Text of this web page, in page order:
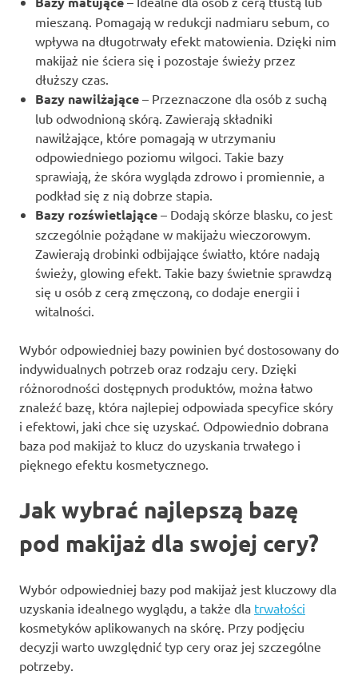
mieszaną. Pomagają w redukcji nadmiaru sebum, co
wpływa na długotrwały efekt matowienia. Dzięki nim
makijaż nie ściera się i pozostaje świeży przez
dłuższy czas.
Bazy nawilżające – Przeznaczone dla osób z suchą
lub odwodnioną skórą. Zawierają składniki
nawilżające, które pomagają w utrzymaniu
odpowiedniego poziomu wilgoci. Takie bazy
sprawiają, że skóra wygląda zdrowo i promiennie, a
podkład się z nią dobrze stapia.
Bazy rozświetlające – Dodają skórze blasku, co jest
szczególnie pożądane w makijażu wieczorowym.
Zawierają drobinki odbijające światło, które nadają
świeży, glowing efekt. Takie bazy świetnie sprawdzą
się u osób z cerą zmęczoną, co dodaje energii i
witalności.
Wybór odpowiedniej bazy powinien być dostosowany do
indywidualnych potrzeb oraz rodzaju cery. Dzięki
różnorodności dostępnych produktów, można łatwo
znaleźć bazę, która najlepiej odpowiada specyfice skóry
i efektowi, jaki chce się uzyskać. Odpowiednio dobrana
baza pod makijaż to klucz do uzyskania trwałego i
pięknego efektu kosmetycznego.
Jak wybrać najlepszą bazę
pod makijaż dla swojej cery?
Wybór odpowiedniej bazy pod makijaż jest kluczowy dla
uzyskania idealnego wyglądu, a także dla trwałości
kosmetyków aplikowanych na skórę. Przy podjęciu
decyzji warto uwzględnić typ cery oraz jej szczególne
potrzeby.